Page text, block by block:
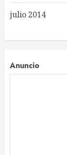
julio 2014
Anuncio